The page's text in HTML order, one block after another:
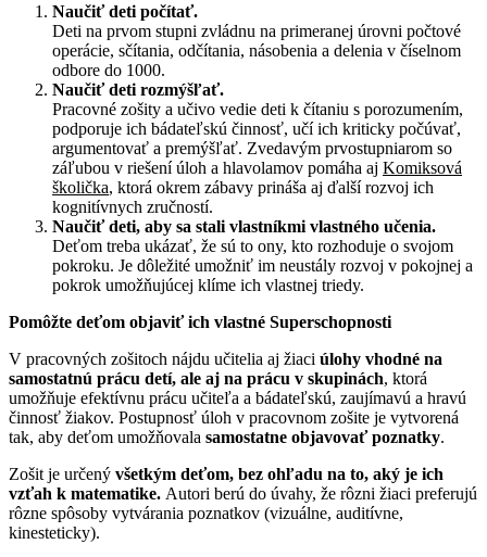
Naučiť deti počítať.
Deti na prvom stupni zvládnu na primeranej úrovni počtové
operácie, sčítania, odčítania, násobenia a delenia v číselnom
odbore do 1000.
Naučiť deti rozmýšľať.
Pracovné zošity a učivo vedie deti k čítaniu s porozumením,
podporuje ich bádateľskú činnosť, učí ich kriticky počúvať,
argumentovať a premýšľať. Zvedavým prvostupniarom so
záľubou v riešení úloh a hlavolamov pomáha aj Komiksová
školička, ktorá okrem zábavy prináša aj ďalší rozvoj ich
kognitívnych zručností.
Naučiť deti, aby sa stali vlastníkmi vlastného učenia.
Deťom treba ukázať, že sú to ony, kto rozhoduje o svojom
pokroku. Je dôležité umožniť im neustály rozvoj v pokojnej a
pokrok umožňujúcej klíme ich vlastnej triedy.
Pomôžte deťom objaviť ich vlastné Superschopnosti
V pracovných zošitoch nájdu učitelia aj žiaci úlohy vhodné na
samostatnú prácu detí, ale aj na prácu v skupinách, ktorá
umožňuje efektívnu prácu učiteľa a bádateľskú, zaujímavú a hravú
činnosť žiakov. Postupnosť úloh v pracovnom zošite je vytvorená
tak, aby deťom umožňovala samostatne objavovať poznatky.
Zošit je určený všetkým deťom, bez ohľadu na to, aký je ich
vzťah k matematike. Autori berú do úvahy, že rôzni žiaci preferujú
rôzne spôsoby vytvárania poznatkov (vizuálne, auditívne,
kinesteticky).